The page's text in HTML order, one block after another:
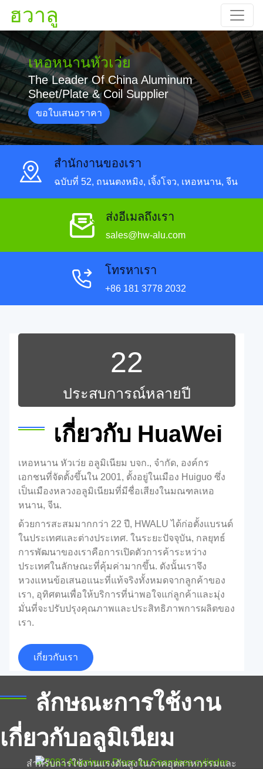
ฮวาลู
เหอหนานหัวเว่ย
The Leader Of China Aluminum
Sheet/Plate & Coil Supplier
ขอใบเสนอราคา
สํานักงานของเรา
ฉบับที่ 52, ถนนตงหมิง, เจิ้งโจว, เหอหนาน, จีน
ส่งอีเมลถึงเรา
sales@hw-alu.com
โทรหาเรา
+86 181 3778 2032
22
ประสบการณ์หลายปี
เกี่ยวกับ HuaWei
เหอหนาน หัวเว่ย อลูมิเนียม บจก., จํากัด, องค์กร
เอกชนที่จัดตั้งขึ้นใน 2001, ตั้งอยู่ในเมือง Huiguo ซึ่ง
เป็นเมืองหลวงอลูมิเนียมที่มีชื่อเสียงในมณฑลเหอ
หนาน, จีน.
ด้วยการสะสมมากกว่า 22 ปี, HWALU ได้ก่อตั้งแบรนด์
ในประเทศและต่างประเทศ. ในระยะปัจจุบัน, กลยุทธ์
การพัฒนาของเราคือการเปิดตัวการค้าระหว่าง
ประเทศในลักษณะที่คุ้มค่ามากขึ้น. ดังนั้นเราจึง
หวงแหนข้อเสนอแนะที่แท้จริงทั้งหมดจากลูกค้าของ
เรา, อุทิศตนเพื่อให้บริการที่น่าพอใจแก่ลูกค้าและมุ่ง
มั่นที่จะปรับปรุงคุณภาพและประสิทธิภาพการผลิตของ
เรา.
เกี่ยวกับเรา
ลักษณะการใช้งาน
เกี่ยวกับอลูมิเนียม
5083 แผ่นอลูมิเนียมสำหรับกระบอกสูบที่ไร้
รอยต่อ | ความแม่นยำ & แรง
ค้นพบ 5083 แผ่นอลูมิเนียมสำหรับการผลิตทรงกระบอก
ที่ไร้รอยต่อ. น้ำหนักเบา, ทนต่อการกัดกร่อน, และเหมาะ
สำหรับการใช้งานแรงดันสูงในภาคอุตสาหกรรมและ
อลูมิเนียมฟอยล์ขัดเงาสำหรับแผงแซนวิช
ค้นพบคุณประโยชน์ของอลูมิเนียมฟอยล์ขัดเงาสำหรับ
และสุนทรียศาสตร์. สำรวจโซลูชันระดับพรีเมียมของเรา
วันนี้.